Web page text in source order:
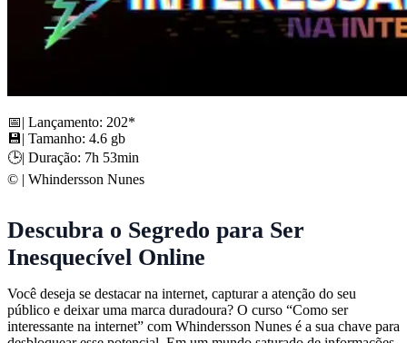
📅| Lançamento: 202*
💾| Tamanho: 4.6 gb
🕒| Duração: 7h 53min
©️ | Whindersson Nunes
Descubra o Segredo para Ser
Inesquecível Online
Você deseja se destacar na internet, capturar a atenção do seu
público e deixar uma marca duradoura? O curso “Como ser
interessante na internet” com Whindersson Nunes é a sua chave para